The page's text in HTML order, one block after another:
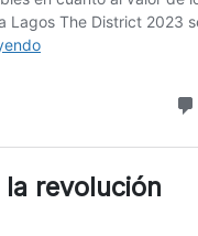
revolución